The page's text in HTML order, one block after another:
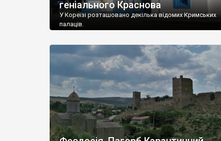
геніального Краснова
У Кореїзі розташовано декілька відомих Кримських
палаців.